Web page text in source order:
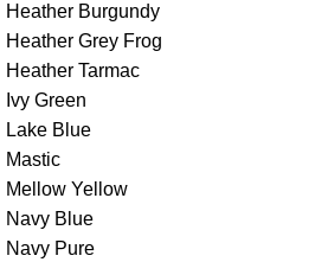
Heather Burgundy
Heather Grey Frog
Heather Tarmac
Ivy Green
Lake Blue
Mastic
Mellow Yellow
Navy Blue
Navy Pure